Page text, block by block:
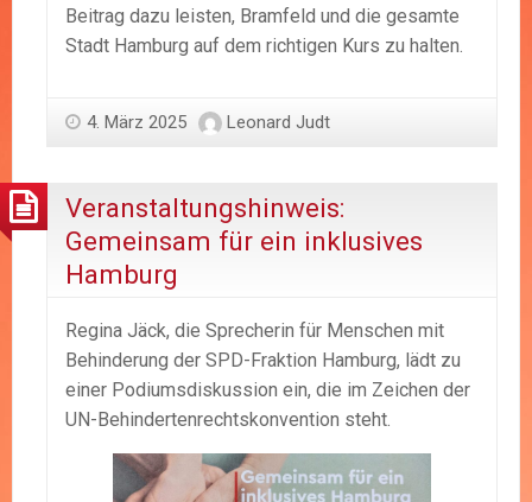
Beitrag dazu leisten, Bramfeld und die gesamte
Stadt Hamburg auf dem richtigen Kurs zu halten.
4. März 2025 Leonard Judt
Veranstaltungshinweis:
Gemeinsam für ein inklusives
Hamburg
Regina Jäck, die Sprecherin für Menschen mit
Behinderung der SPD-Fraktion Hamburg, lädt zu
einer Podiumsdiskussion ein, die im Zeichen der
UN-Behindertenrechtskonvention steht.